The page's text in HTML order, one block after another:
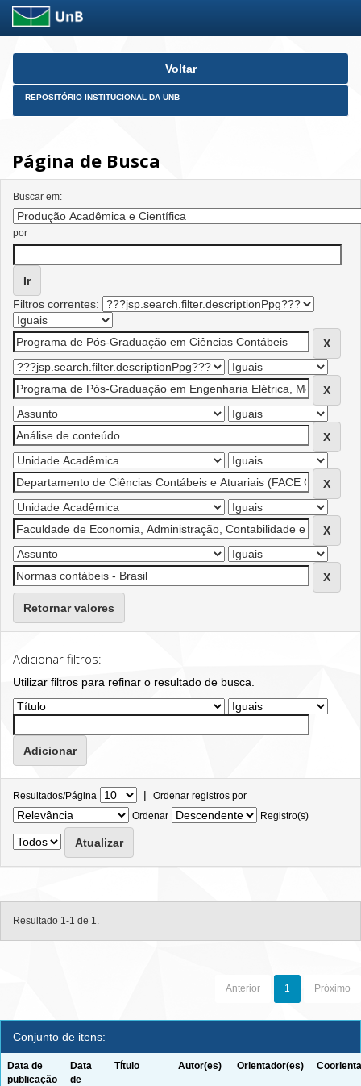
Skip
Voltar
REPOSITÓRIO INSTITUCIONAL DA UNB
Página de Busca
Buscar em:
por
Filtros correntes:
Retornar valores
Adicionar filtros:
Utilizar filtros para refinar o resultado de busca.
Resultados/Página | Ordenar registros por
Ordenar
Registro(s)
Resultado 1-1 de 1.
Anterior 1 Próximo
Conjunto de itens:
Data de
publicação
Data
de
Título Autor(es) Orientador(es)